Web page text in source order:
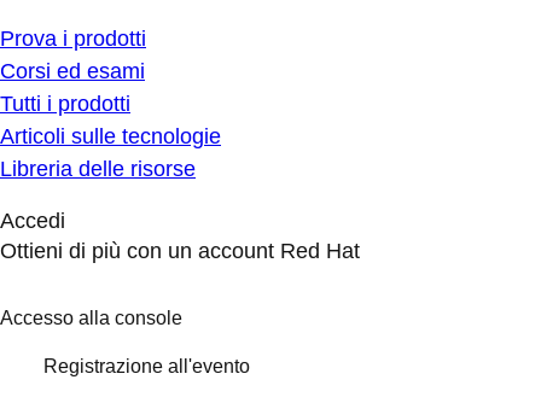
Prova i prodotti
Corsi ed esami
Tutti i prodotti
Articoli sulle tecnologie
Libreria delle risorse
Accedi
Ottieni di più con un account Red Hat
Accesso alla console
Registrazione all'evento